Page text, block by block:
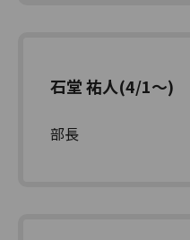
石堂 祐人(4/1～)
部長